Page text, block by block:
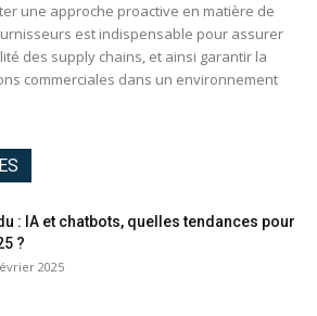
une approche proactive en matière de
est indispensable pour assurer
des supply chains, et ainsi garantir la
commerciales dans un environnement
: IA et chatbots, quelles tendances pour
?
2025